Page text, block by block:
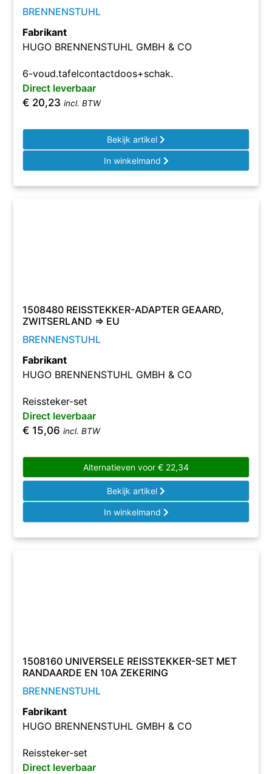
BRENNENSTUHL
Fabrikant
HUGO BRENNENSTUHL GMBH & CO
6-voud.tafelcontactdoos+schak.
Direct leverbaar
€ 20,23 incl. BTW
Bekijk artikel
In winkelmand
1508480 REISSTEKKER-ADAPTER GEAARD,
ZWITSERLAND => EU
BRENNENSTUHL
Fabrikant
HUGO BRENNENSTUHL GMBH & CO
Reissteker-set
Direct leverbaar
€ 15,06 incl. BTW
Alternatieven voor € 22,34
Bekijk artikel
In winkelmand
1508160 UNIVERSELE REISSTEKKER-SET MET
RANDAARDE EN 10A ZEKERING
BRENNENSTUHL
Fabrikant
HUGO BRENNENSTUHL GMBH & CO
Reissteker-set
Direct leverbaar